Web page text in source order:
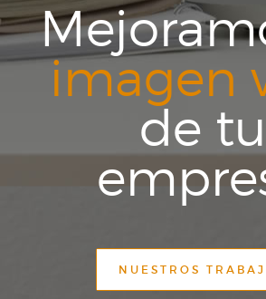
imagen
de tu
NUESTROS